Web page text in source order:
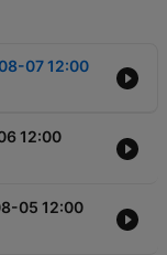
07 12:00
12:00
05 12:00